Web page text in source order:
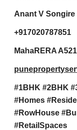
Anant V Songire
+917020787851
MahaRERA
#1BHK #2BHK
#Homes
#RowHouse
#RetailSpaces